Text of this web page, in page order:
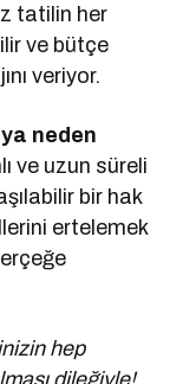
tatilin her
ve bütçe
veriyor.
neden
ve uzun süreli
bir hak
ertelemek
hep
dileğiyle!